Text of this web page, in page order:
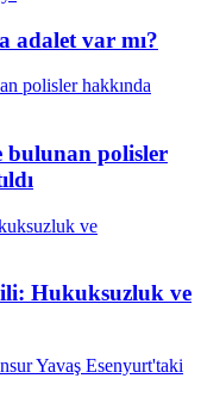
adalet var mı?
bulunan polisler
Hukuksuzluk ve